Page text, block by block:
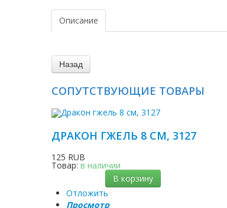
Описание
СОПУТСТВУЮЩИЕ ТОВАРЫ
ДРАКОН ГЖЕЛЬ 8 СМ, 3127
125 RUB
Товар: в наличии
В корзину
Отложить
Просмотр